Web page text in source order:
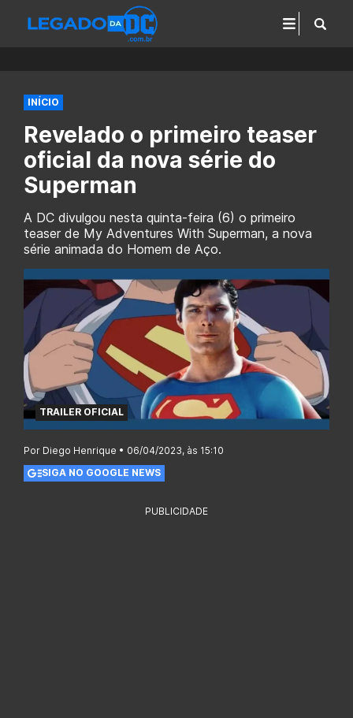
INÍCIO
Revelado o primeiro teaser
oficial da nova série do
Superman
A DC divulgou nesta quinta-feira (6) o primeiro
teaser de My Adventures With Superman, a nova
série animada do Homem de Aço.
TRAILER OFICIAL
Por Diego Henrique • 06/04/2023, às 15:10
SIGA NO GOOGLE NEWS
PUBLICIDADE